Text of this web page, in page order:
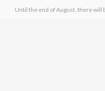
Until the end of August, there will